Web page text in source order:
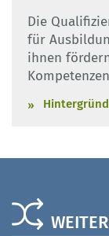
Die
für
ihnen